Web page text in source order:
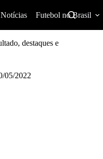
Notícias Futebol no Brasil
destaques e
05/2022